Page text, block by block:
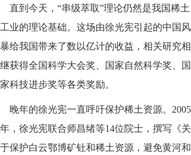
直到今天，“串级萃取”理论仍然是我国稀土
工业的理论基础。这场由徐光宪引起的中国风
暴给我国带来了数以亿计的收益，相关研究相
继获得全国科学大会奖、国家自然科学奖、国
家科技进步奖等各类奖励。
晚年的徐光宪一直呼吁保护稀土资源。2005
年，徐光宪联合师昌绪等14位院士，撰写《关
于保护白云鄂博矿钍和稀土资源，避免黄河和